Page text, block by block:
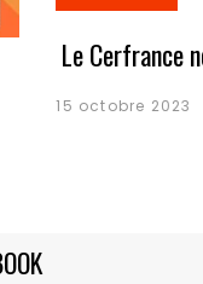
Le Cerfrance
15 octobre 2023